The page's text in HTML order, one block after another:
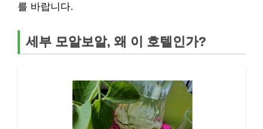
를 바랍니다.
세부 모알보알, 왜 이 호텔인가?